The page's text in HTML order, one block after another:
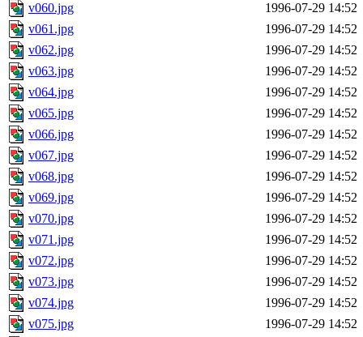
v060.jpg
1996-07-29 14:52
v061.jpg
1996-07-29 14:52
v062.jpg
1996-07-29 14:52
v063.jpg
1996-07-29 14:52
v064.jpg
1996-07-29 14:52
v065.jpg
1996-07-29 14:52
v066.jpg
1996-07-29 14:52
v067.jpg
1996-07-29 14:52
v068.jpg
1996-07-29 14:52
v069.jpg
1996-07-29 14:52
v070.jpg
1996-07-29 14:52
v071.jpg
1996-07-29 14:52
v072.jpg
1996-07-29 14:52
v073.jpg
1996-07-29 14:52
v074.jpg
1996-07-29 14:52
v075.jpg
1996-07-29 14:52